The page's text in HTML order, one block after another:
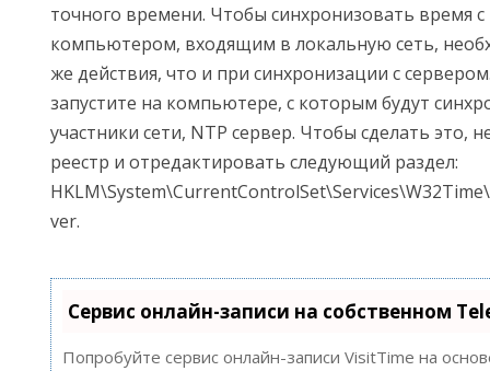
точного времени. Чтобы синхронизовать время
компьютером, входящим в локальную сеть,
же действия, что и при синхронизации с
запустите на компьютере, с которым будут
участники сети, NTP сервер. Чтобы сделать это,
реестр и отредактировать следующий раздел:
ver.
Сервис онлайн-записи на собственном
Попробуйте сервис онлайн-записи VisitTime на